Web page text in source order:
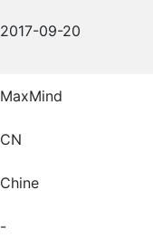
2017-09-20
MaxMind
CN
Chine
-